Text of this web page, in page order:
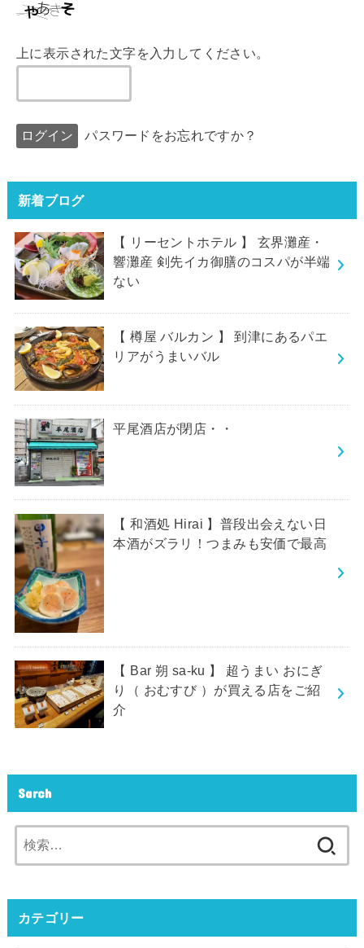
上に表示された文字を入力してください。
パスワードをお忘れですか？
新着ブログ
【 リーセントホテル 】 玄界灘産・
響灘産 剣先イカ御膳のコスパが半端
ない
【 樽屋 バルカン 】 到津にあるパエ
リアがうまいバル
平尾酒店が閉店・・
【 和酒処 Hirai 】普段出会えない日
本酒がズラリ！つまみも安価で最高
【 Bar 朔 sa-ku 】 超うまい おにぎ
り（ おむすび ）が買える店をご紹
介
Sarch
索:
カテゴリー